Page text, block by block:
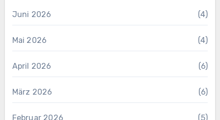
Juni 2026 (4)
Mai 2026 (4)
April 2026 (6)
März 2026 (6)
Februar 2026 (5)